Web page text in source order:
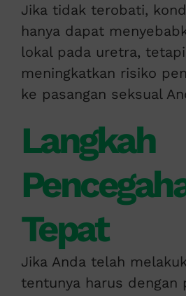
Jika tidak terobati,
hanya dapat
lokal pada uretra,
meningkatkan risiko
ke pasangan seksual
Langkah
Tepat
Jika Anda telah
tentunya harus dengan